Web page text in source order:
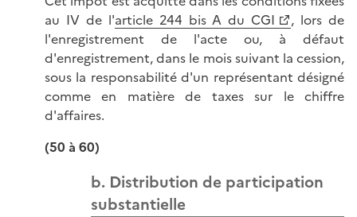
au IV de l'article 244 bis A du CGI
, lors de
l'enregistrement de l'acte ou, à défaut
d'enregistrement, dans le mois suivant la cession,
sous la responsabilité d'un représentant désigné
comme en matière de taxes sur le chiffre
d'affaires.
(50 à 60)
b. Distribution de participation
substantielle